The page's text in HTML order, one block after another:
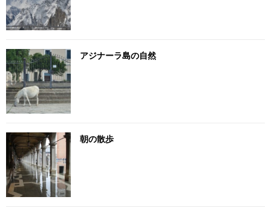
アジナーラ島の自然
朝の散歩